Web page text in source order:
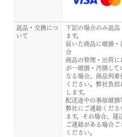
返品・交換につ
いて
下記の場合のみ返
ます。
届いた商品に破損
合
商品の管理・出荷
が一破損・汚損し
なる場合、商品到
ください。弊社負
します。
配送途中の事故破損
弊社にご連絡くだ
ます。その場合、
ご連絡がある場合
ください。